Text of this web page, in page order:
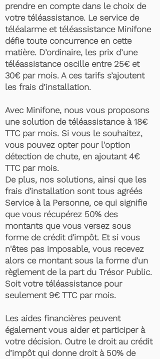
prendre en compte dans le choix de
votre téléassistance. Le service de
téléalarme et téléassistance Minifone
défie toute concurrence en cette
matière. D’ordinaire, les prix d’une
téléassistance oscille entre 25€ et
30€ par mois. A ces tarifs s’ajoutent
les frais d’installation.
Avec Minifone, nous vous proposons
une solution de téléassistance à 18€
TTC par mois. Si vous le souhaitez,
vous pouvez opter pour l'option
détection de chute, en ajoutant 4€
TTC par mois.
De plus, nos solutions, ainsi que les
frais d'installation sont tous agréés
Service à la Personne, ce qui signifie
que vous récupérez 50% des
montants que vous versez sous
forme de crédit d'impôt. Et si vous
n'êtes pas imposable, vous recevez
alors ce montant sous la forme d'un
règlement de la part du Trésor Public.
Soit votre téléassistance pour
seulement 9€ TTC par mois.
Les aides financières peuvent
également vous aider et participer à
votre décision. Outre le droit au crédit
d’impôt qui donne droit à 50% de